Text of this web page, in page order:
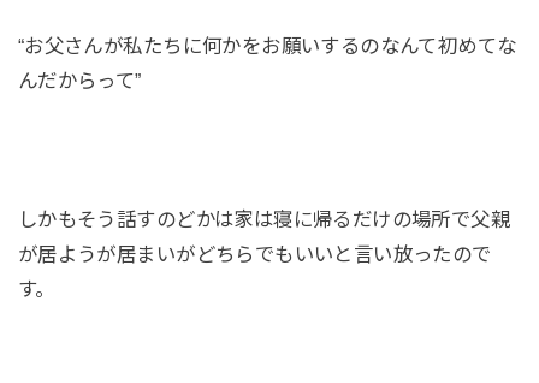
“お父さんが私たちに何かをお願いするのなんて初めてな
んだからって”
しかもそう話すのどかは家は寝に帰るだけの場所で父親
が居ようが居まいがどちらでもいいと言い放ったので
す。